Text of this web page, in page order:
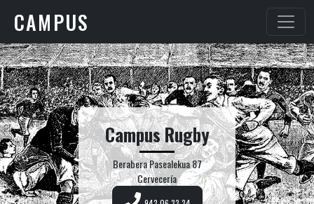
CAMPUS
Campus Rugby
Berabera Pasealekua 87
Cervecería